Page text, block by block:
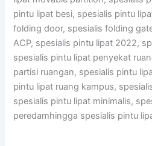
pintu lipat besi, spesialis pintu
folding door, spesialis folding
ACP, spesialis pintu lipat 2022,
spesialis pintu lipat penyekat
partisi ruangan, spesialis pintu
pintu lipat ruang kampus,
spesialis pintu lipat minimalis,
peredamhingga spesialis pintu